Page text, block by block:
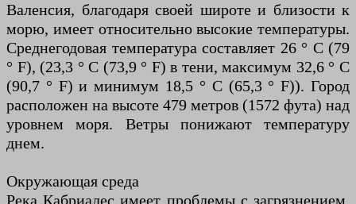
Валенсия, благодаря своей широте и близости к
морю, имеет относительно высокие температуры.
Среднегодовая температура составляет 26 ° C (79
° F), (23,3 ° C (73,9 ° F) в тени, максимум 32,6 ° C
(90,7 ° F) и минимум 18,5 ° C (65,3 ° F)). Город
расположен на высоте 479 метров (1572 фута) над
уровнем моря. Ветры понижают температуру
днем.
Окружающая среда
Река Кабриалес имеет проблемы с загрязнением.